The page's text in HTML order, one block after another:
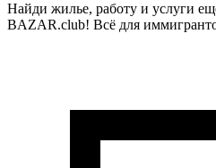
Найди жилье, работу и услуги
BAZAR.club! Всё для